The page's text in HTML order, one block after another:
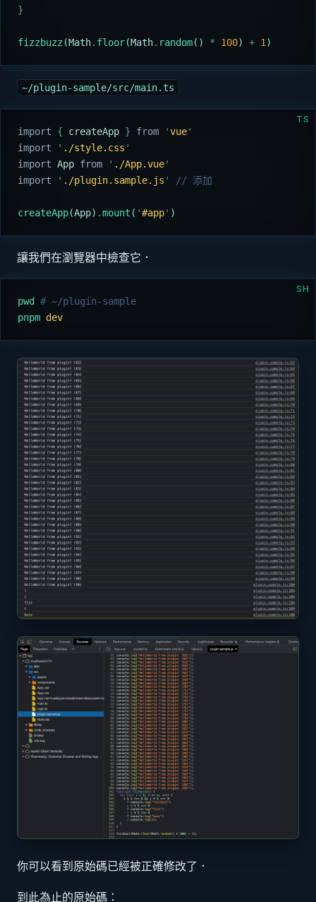
}
fizzbuzz (Math. floor(Math. random() * 100) + 1 )
~/plugin-sample/src/main.ts
TS
import { createApp } from 'vue'
import
' ./style.css '
import App from ' ./App.vue'
import
' ./plugin.sample.js ' // 添加
createApp(App) .mount ( '#app' )
讓我們在瀏覽器中檢查它．
SH
pwd
# ~/plugin-sample
pnpm dev
你可以看到原始碼已經被正確修改了．
到此為止的原始碼：